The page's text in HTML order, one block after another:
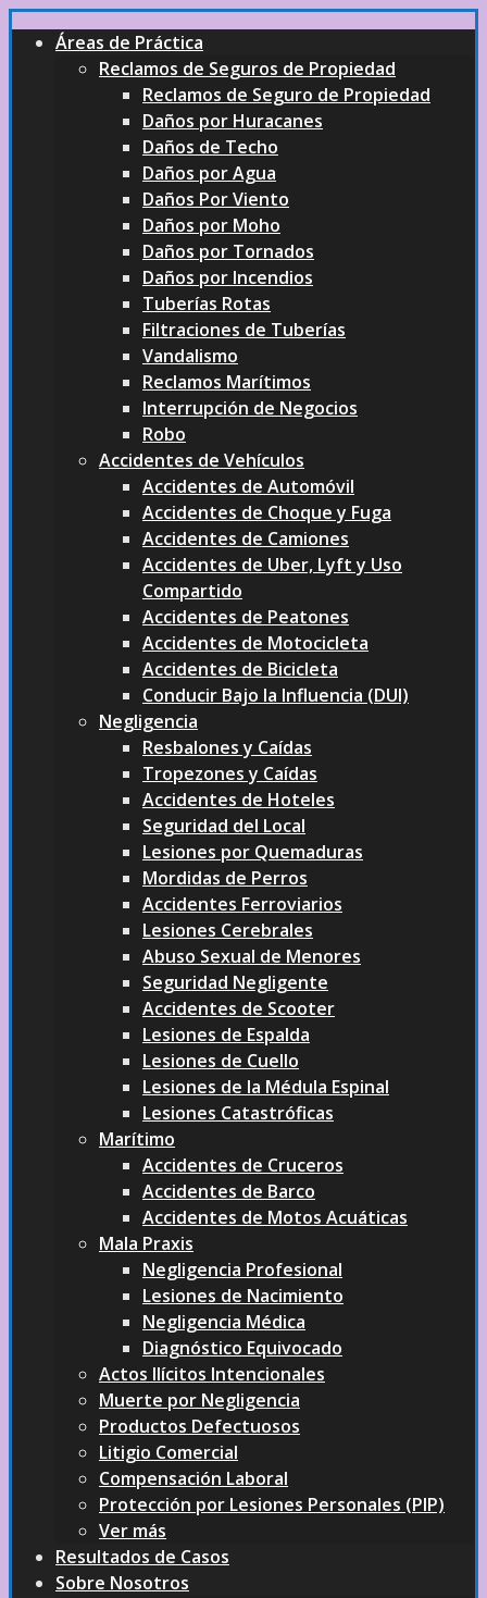
Áreas de Práctica
Reclamos de Seguros de Propiedad
Reclamos de Seguro de Propiedad
Daños por Huracanes
Daños de Techo
Daños por Agua
Daños Por Viento
Daños por Moho
Daños por Tornados
Daños por Incendios
Tuberías Rotas
Filtraciones de Tuberías
Vandalismo
Reclamos Marítimos
Interrupción de Negocios
Robo
Accidentes de Vehículos
Accidentes de Automóvil
Accidentes de Choque y Fuga
Accidentes de Camiones
Accidentes de Uber, Lyft y Uso
Compartido
Accidentes de Peatones
Accidentes de Motocicleta
Accidentes de Bicicleta
Conducir Bajo la Influencia (DUI)
Negligencia
Resbalones y Caídas
Tropezones y Caídas
Accidentes de Hoteles
Seguridad del Local
Lesiones por Quemaduras
Mordidas de Perros
Accidentes Ferroviarios
Lesiones Cerebrales
Abuso Sexual de Menores
Seguridad Negligente
Accidentes de Scooter
Lesiones de Espalda
Lesiones de Cuello
Lesiones de la Médula Espinal
Lesiones Catastróficas
Marítimo
Accidentes de Cruceros
Accidentes de Barco
Accidentes de Motos Acuáticas
Mala Praxis
Negligencia Profesional
Lesiones de Nacimiento
Negligencia Médica
Diagnóstico Equivocado
Actos Ilícitos Intencionales
Muerte por Negligencia
Productos Defectuosos
Litigio Comercial
Compensación Laboral
Protección por Lesiones Personales (PIP)
Ver más
Resultados de Casos
Sobre Nosotros